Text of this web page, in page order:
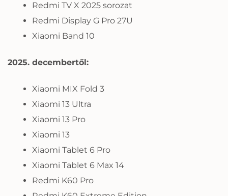
Redmi TV X 2025 sorozat
Redmi Display G Pro 27U
Xiaomi Band 10
2025. decembertől:
Xiaomi MIX Fold 3
Xiaomi 13 Ultra
Xiaomi 13 Pro
Xiaomi 13
Xiaomi Tablet 6 Pro
Xiaomi Tablet 6 Max 14
Redmi K60 Pro